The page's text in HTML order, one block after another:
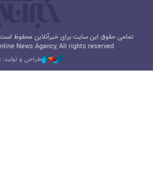
تمامی حقوق این سایت برای خبرآنلاین محفوظ
News Agancy, All rights reserved
طراحی و تولید: